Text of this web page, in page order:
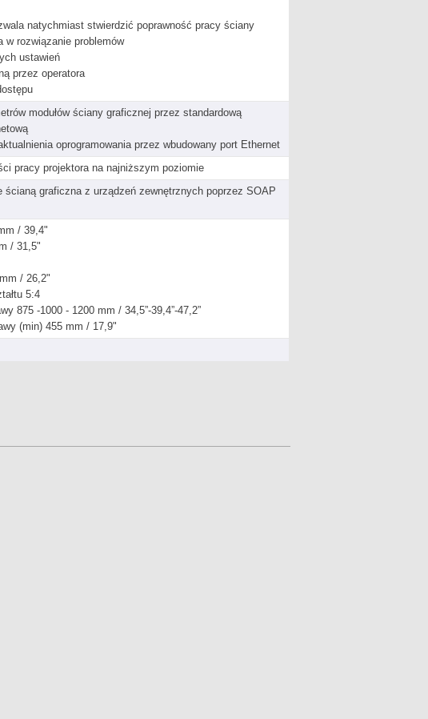
natychmiast stwierdzić poprawność pracy ściany
w rozwiązanie problemów
ustawień
przez operatora
modułów ściany graficznej przez standardową
oprogramowania przez wbudowany port Ethernet
pracy projektora na najniższym poziomie
ścianą graficzna z urządzeń zewnętrznych poprzez SOAP
/ 39,4"
/ 31,5"
/ 26,2"
5:4
875 -1000 - 1200 mm / 34,5”-39,4”-47,2”
(min) 455 mm / 17,9"